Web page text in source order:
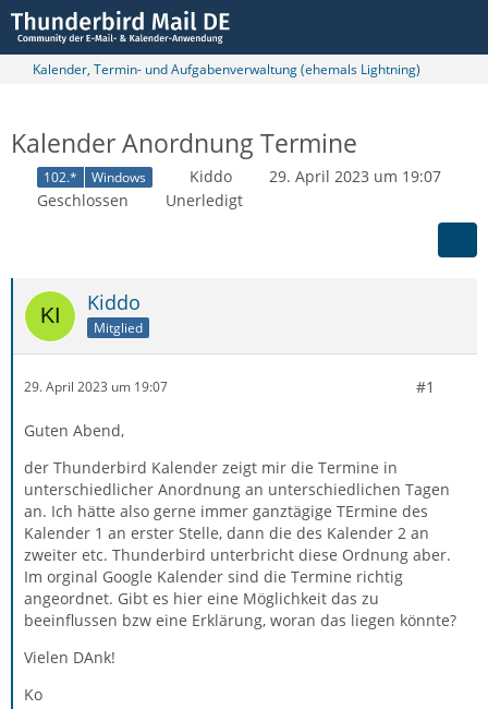
Kalender, Termin- und Aufgabenverwaltung (ehemals Lightning)
Kalender Anordnung Termine
102.* Windows Kiddo
29. April 2023 um 19:07
Geschlossen
Unerledigt
Kiddo
Mitglied
29. April 2023 um 19:07 #1
Guten Abend,
der Thunderbird Kalender zeigt mir die Termine in
unterschiedlicher Anordnung an unterschiedlichen Tagen
an. Ich hätte also gerne immer ganztägige TErmine des
Kalender 1 an erster Stelle, dann die des Kalender 2 an
zweiter etc. Thunderbird unterbricht diese Ordnung aber.
Im orginal Google Kalender sind die Termine richtig
angeordnet. Gibt es hier eine Möglichkeit das zu
beeinflussen bzw eine Erklärung, woran das liegen könnte?
Vielen DAnk!
Ko